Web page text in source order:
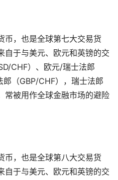
币，也是全球第七大交易货
自于与美元、欧元和英镑的交
CHF）、欧元/瑞士法郎
郎（GBP/CHF），瑞士法郎
常被用作全球金融市场的避险
币，也是全球第八大交易货
自于与美元、欧元和英镑的交